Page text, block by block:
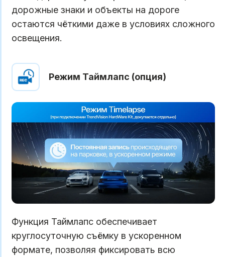
дорожные знаки и объекты на дороге
остаются чёткими даже в условиях сложного
освещения.
Режим Таймлапс (опция)
Функция Таймлапс обеспечивает
круглосуточную съёмку в ускоренном
формате, позволяя фиксировать всю